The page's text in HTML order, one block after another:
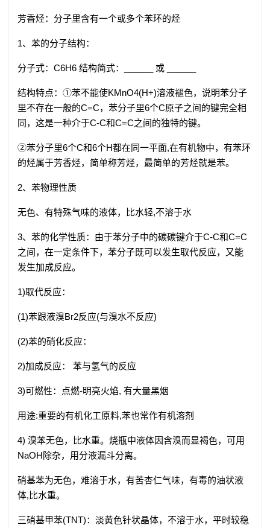
芳香烃：分子里含有一个或多个苯环的烃
1、苯的分子结构：
分子式：C6H6 结构简式：______ 或 ______
结构特点：①苯不能使KMnO4(H+)溶液褪色，说明苯分子
里不存在一般的C=C，苯分子里6个C原子之间的键完全相
同，这是一种介于C-C和C=C之间的独特的键。
②苯分子里6个C和6个H都在同一平面,在有机物中，有苯环
的烃属于芳香烃，简单称芳烃，最简单的芳烃就是苯。
2、苯物理性质
无色、有特殊气味的液体，比水轻,不溶于水
3、苯的化学性质：由于苯分子中的碳碳键介于C-C和C=C
之间，在一定条件下，苯分子既可以发生取代反应，又能
发生加成反应。
1)取代反应：
(1)苯跟液溴Br2反应(与溴水不反应)
(2)苯的硝化反应：
2)加成反应： 苯与氢气的反应
3)可燃性：点燃-明亮火焰, 有大量黑烟
用途:重要的有机化工原料,苯也常作有机溶剂
4) 溴苯无色，比水重。烧瓶中液体因含溴而显褐色，可用
NaOH除杂，用分液漏斗分离。
硝基苯为无色，难溶于水，有苦杏仁气味，有毒的油状液
体,比水重。
三硝基甲苯(TNT)：淡黄色针状晶体，不溶于水，平时较稳